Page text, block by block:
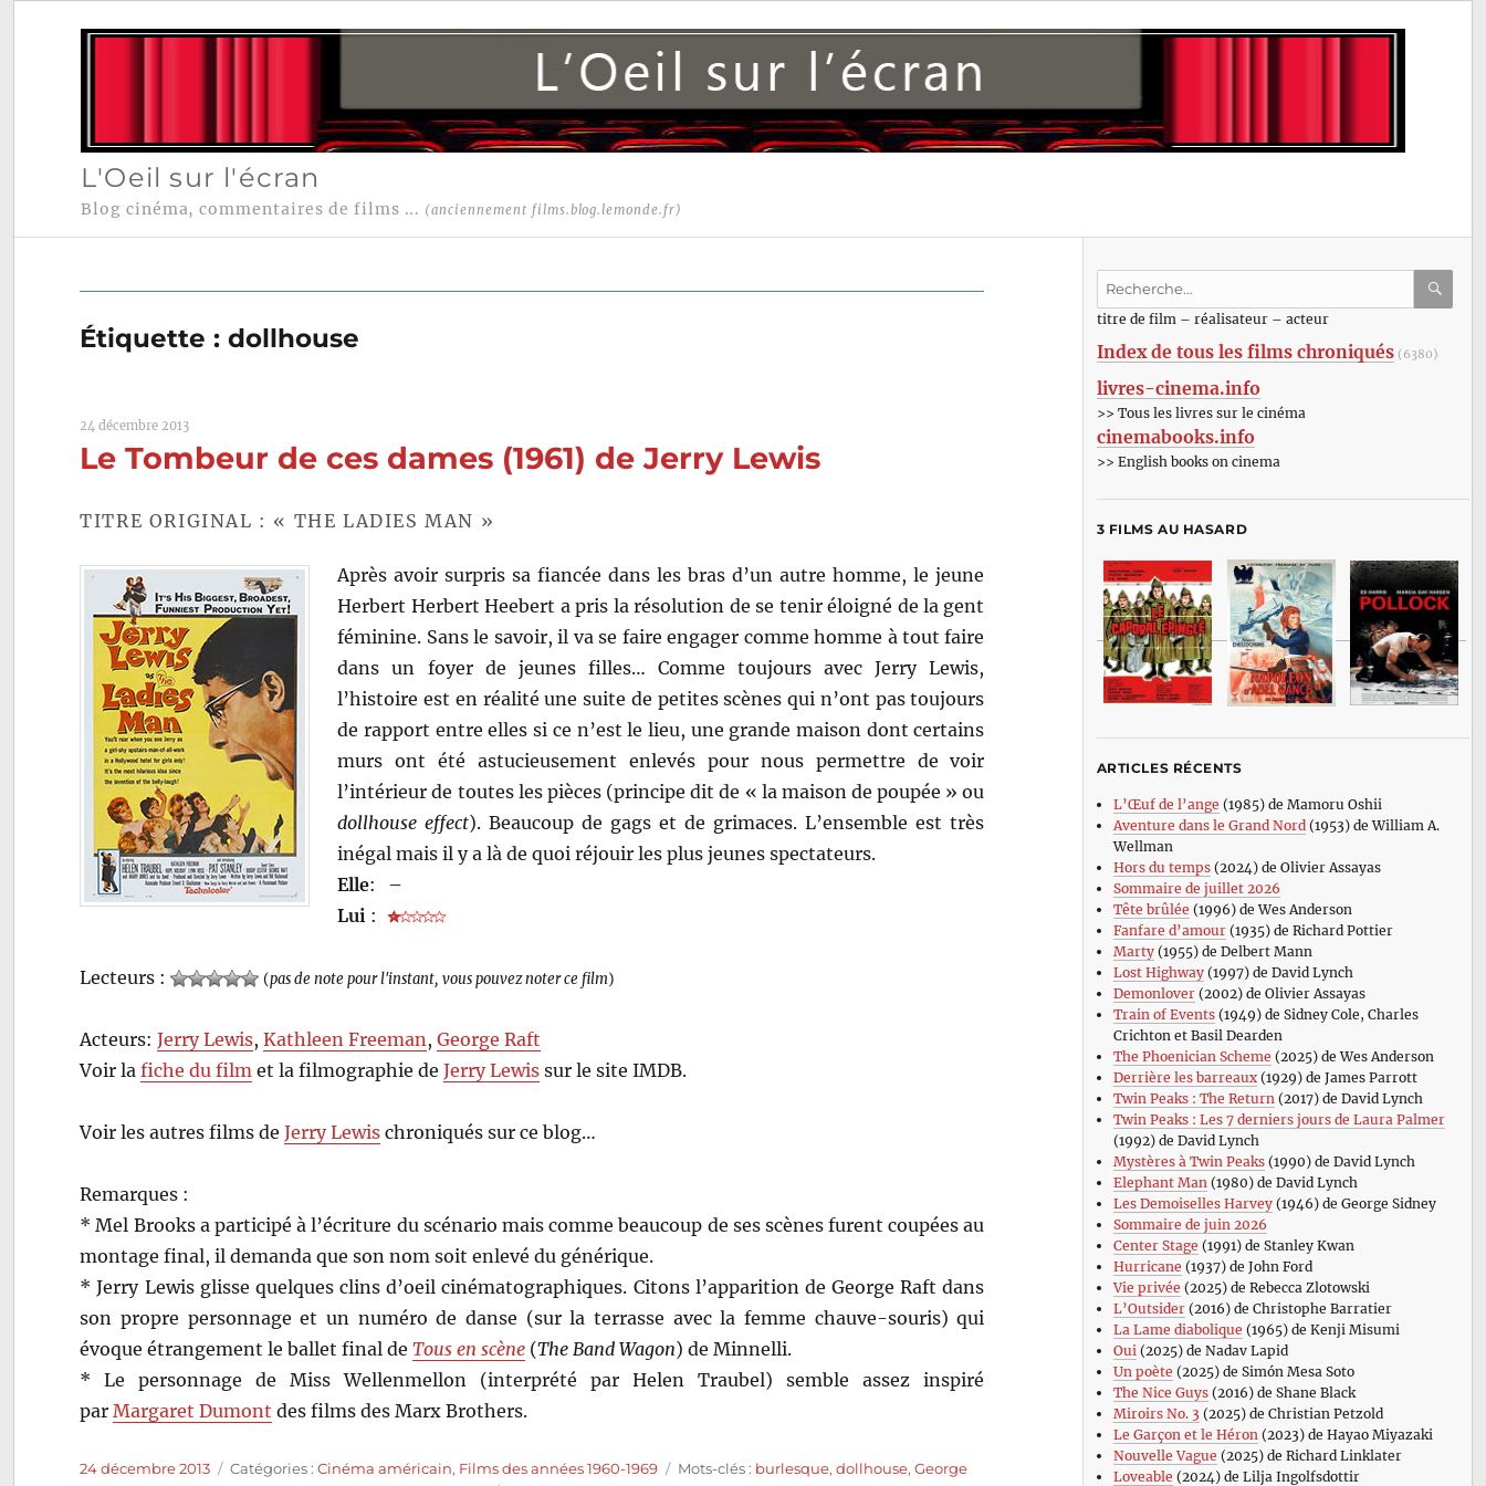
L'Oeil sur l'écran
Blog cinéma, commentaires de films ... (anciennement films.blog.lemonde.fr)
Étiquette :dollhouse
24 décembre 2013
Le Tombeur de ces dames (1961) de Jerry Lewis
TITRE ORIGINAL : « THE LADIES MAN »
Après avoir surpris sa fiancée dans les bras d’un autre homme, le jeune
Herbert Herbert Heebert a pris la résolution de se tenir éloigné de la gent
féminine. Sans le savoir, il va se faire engager comme homme à tout faire
dans un foyer de jeunes filles… Comme toujours avec Jerry Lewis,
l’histoire est en réalité une suite de petites scènes qui n’ont pas toujours
de rapport entre elles si ce n’est le lieu, une grande maison dont certains
murs ont été astucieusement enlevés pour nous permettre de voir
l’intérieur de toutes les pièces (principe dit de « la maison de poupée » ou
dollhouse effect). Beaucoup de gags et de grimaces. L’ensemble est très
inégal mais il y a là de quoi réjouir les plus jeunes spectateurs.
Elle:
–
Lui :
Lecteurs : (pas de note pour l'instant, vous pouvez noter ce film)
Acteurs:Jerry Lewis,Kathleen Freeman ,George Raft
Voir lafiche du film et la filmographie deJerry Lewis sur le site IMDB.
Voir les autres films deJerry Lewis chroniqués sur ce blog…
Remarques :
* Mel Brooks a participé à l’écriture du scénario mais comme beaucoup de ses scènes furent coupées au
montage final, il demanda que son nom soit enlevé du générique.
* Jerry Lewis glisse quelques clins d’oeil cinématographiques. Citons l’apparition de George Raft dans
son propre personnage et un numéro de danse (sur la terrasse avec la femme chauve-souris) qui
évoque étrangement le ballet final deTous en scène (The Band Wagon) de Minnelli.
* Le personnage de Miss Wellenmellon (interprété par Helen Traubel) semble assez inspiré
parMargaret Dumont des films des Marx Brothers.
Publié
24 décembre 2013 Catégories
Catégories :Cinéma américain, Films des années 1960-1969 Étiquettes
Mots-clés : burlesque,dollhouse,George
Recherche
:titre de film – réalisateur – acteur
Index de tous les films chroniqués (6380)
livres-cinema.info
>> Tous les livres sur le cinéma
cinemabooks.info
>> English books on cinema
3 FILMS AU HASARD
ARTICLES RÉCENTS
L’Œuf de l’ange (1985) de Mamoru Oshii
Aventure dans le Grand Nord (1953) de William A.
Wellman
Hors du temps(2024) de Olivier Assayas
Sommaire de juillet 2026
Tête brûlée (1996) de Wes Anderson
Fanfare d’amour(1935) de Richard Pottier
Marty(1955) de Delbert Mann
Lost Highway(1997) de David Lynch
Demonlover(2002) de Olivier Assayas
Train of Events(1949) de Sidney Cole, Charles
Crichton et Basil Dearden
The Phoenician Scheme (2025) de Wes Anderson
Derrière les barreaux(1929) de James Parrott
Twin Peaks : The Return (2017) de David Lynch
Twin Peaks : Les 7 derniers jours de Laura Palmer
(1992) de David Lynch
Mystères à Twin Peaks(1990) de David Lynch
Elephant Man (1980) de David Lynch
Les Demoiselles Harvey(1946) de George Sidney
Sommaire de juin 2026
Center Stage (1991) de Stanley Kwan
Hurricane (1937) de John Ford
Vie privée (2025) de Rebecca Zlotowski
L’Outsider(2016) de Christophe Barratier
La Lame diabolique (1965) de Kenji Misumi
Oui (2025) de Nadav Lapid
Un poète (2025) de Simón Mesa Soto
The Nice Guys(2016) de Shane Black
Miroirs No. 3 (2025) de Christian Petzold
Le Garçon et le Héron (2023) de Hayao Miyazaki
Nouvelle Vague (2025) de Richard Linklater
Loveable (2024) de Lilja Ingolfsdottir